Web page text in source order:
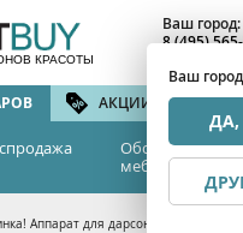
КРАСОТЫ
Ваш город:
Ваш
ДА,
8 (495)
АКЦИИ И СКИДКИ
Оборудование
мебель
Аппарат для дарсонвальной